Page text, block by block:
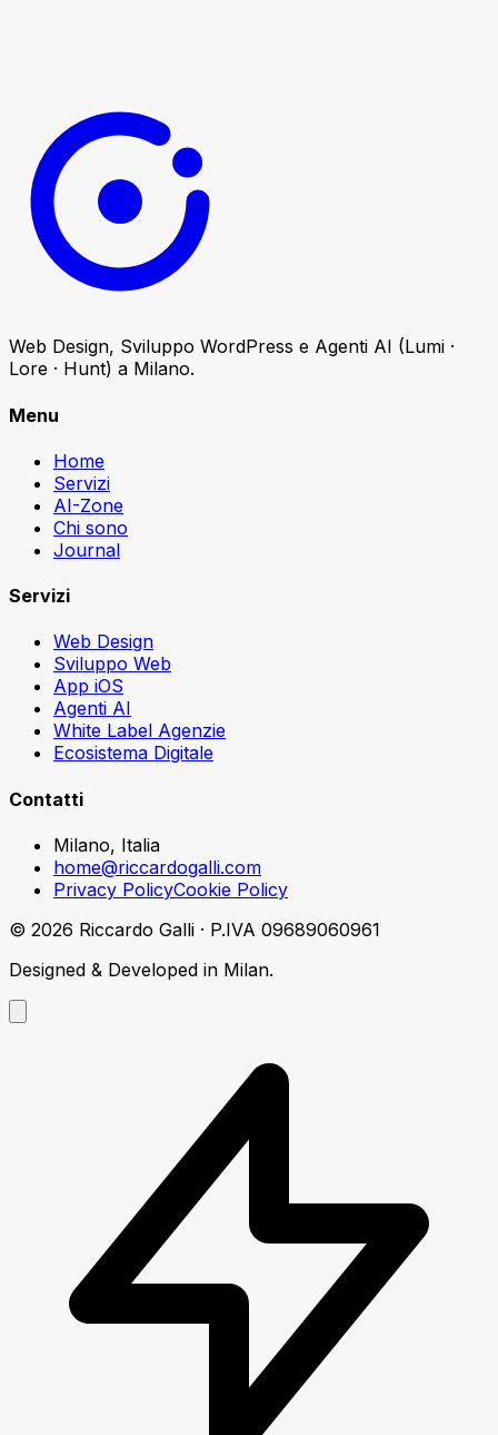
Web Design, Sviluppo WordPress e Agenti AI (Lumi ·
Lore · Hunt) a Milano.
Menu
Home
Servizi
AI-Zone
Chi sono
Journal
Servizi
Web Design
Sviluppo Web
App iOS
Agenti AI
White Label Agenzie
Ecosistema Digitale
Contatti
Milano, Italia
home@riccardogalli.com
Privacy PolicyCookie Policy
© 2026 Riccardo Galli · P.IVA 09689060961
Designed & Developed in Milan.